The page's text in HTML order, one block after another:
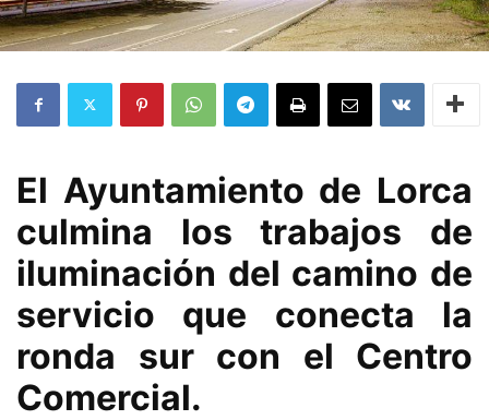
El Ayuntamiento de Lorca
culmina los trabajos de
iluminación del camino de
servicio que conecta la
ronda sur con el Centro
Comercial.